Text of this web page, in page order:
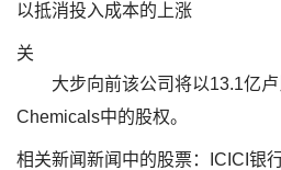
以抵消投入成本的上涨
关
大步向前该公司将以13.1亿
Chemicals中的股权。
相关新闻新闻中的股票：ICICI银